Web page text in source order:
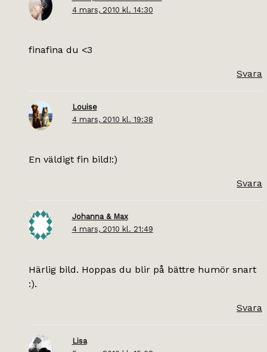
4 mars, 2010 kl. 14:30
finafina du <3
Svara
Louise
4 mars, 2010 kl. 19:38
En väldigt fin bild!:)
Svara
Johanna & Max
4 mars, 2010 kl. 21:49
Härlig bild. Hoppas du blir på bättre humör snart
:).
Svara
Lisa